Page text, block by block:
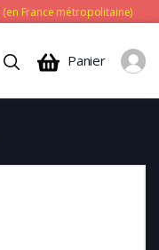
(en France métropolitaine)
Panier